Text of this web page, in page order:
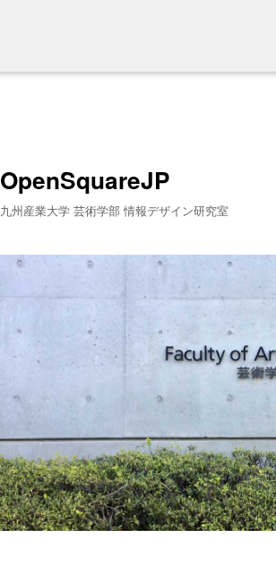
OpenSquareJP
九州産業大学 芸術学部 情報デザイン研究室